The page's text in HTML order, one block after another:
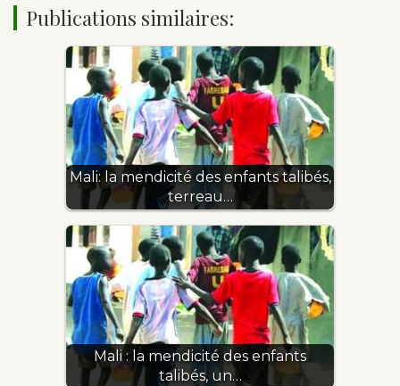
Publications similaires:
Mali: la mendicité des enfants talibés,
terreau…
Mali : la mendicité des enfants
talibés, un…